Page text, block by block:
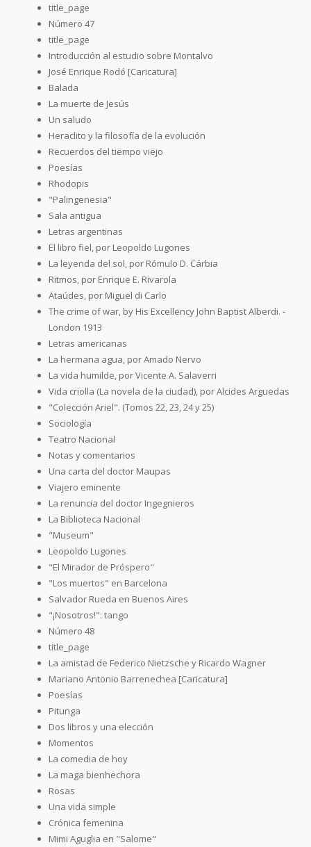
title_page
Número 47
title_page
Introducción al estudio sobre Montalvo
José Enrique Rodó [Caricatura]
Balada
La muerte de Jesús
Un saludo
Heraclito y la filosofía de la evolución
Recuerdos del tiempo viejo
Poesías
Rhodopis
"Palingenesia"
Sala antigua
Letras argentinas
El libro fiel, por Leopoldo Lugones
La leyenda del sol, por Rómulo D. Cárbia
Ritmos, por Enrique E. Rivarola
Ataúdes, por Miguel di Carlo
The crime of war, by His Excellency John Baptist Alberdi. -
London 1913
Letras americanas
La hermana agua, por Amado Nervo
La vida humilde, por Vicente A. Salaverri
Vida criolla (La novela de la ciudad), por Alcides Arguedas
"Colección Ariel". (Tomos 22, 23, 24 y 25)
Sociología
Teatro Nacional
Notas y comentarios
Una carta del doctor Maupas
Viajero eminente
La renuncia del doctor Ingegnieros
La Biblioteca Nacional
"Museum"
Leopoldo Lugones
"El Mirador de Próspero"
"Los muertos" en Barcelona
Salvador Rueda en Buenos Aires
"¡Nosotros!": tango
Número 48
title_page
La amistad de Federico Nietzsche y Ricardo Wagner
Mariano Antonio Barrenechea [Caricatura]
Poesías
Pitunga
Dos libros y una elección
Momentos
La comedia de hoy
La maga bienhechora
Rosas
Una vida simple
Crónica femenina
Mimi Aguglia en "Salome"